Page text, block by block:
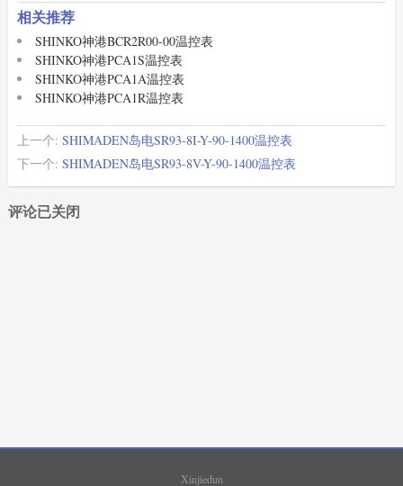
相关推荐
SHINKO神港BCR2R00-00温控表
SHINKO神港PCA1S温控表
SHINKO神港PCA1A温控表
SHINKO神港PCA1R温控表
上一个: SHIMADEN岛电SR93-8I-Y-90-1400温控表
下一个: SHIMADEN岛电SR93-8V-Y-90-1400温控表
评论已关闭
SHINKO(498)
Xinjiedun